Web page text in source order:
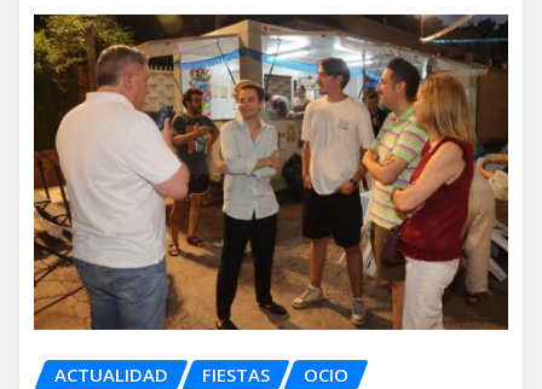
ACTUALIDAD FIESTAS OCIO